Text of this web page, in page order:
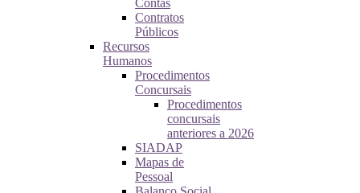
Contas
Contratos
Públicos
Recursos
Humanos
Procedimentos
Concursais
Procedimentos
concursais
anteriores a 2026
SIADAP
Mapas de
Pessoal